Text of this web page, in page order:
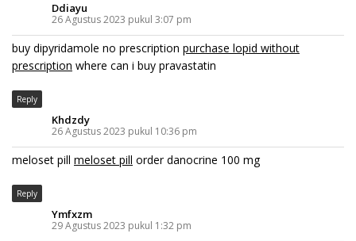
Ddiayu
26 Agustus 2023 pukul 3:07 pm
buy dipyridamole no prescription purchase lopid without
prescription where can i buy pravastatin
Reply
Khdzdy
26 Agustus 2023 pukul 10:36 pm
meloset pill meloset pill order danocrine 100 mg
Reply
Ymfxzm
29 Agustus 2023 pukul 1:32 pm